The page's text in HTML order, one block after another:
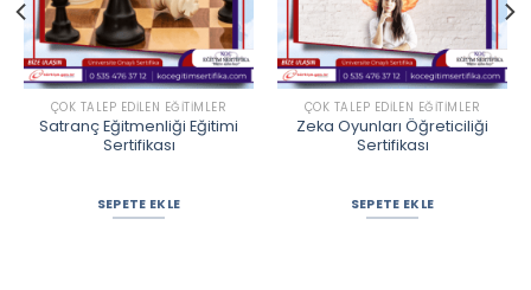
ÇOK TALEP EDILEN EĞITIMLER
Satranç Eğitmenliği Eğitimi
Sertifikası
SEPETE EKLE
ÇOK TALEP EDILEN EĞITIMLER
Zeka Oyunları Öğreticiliği
Sertifikası
SEPETE EKLE